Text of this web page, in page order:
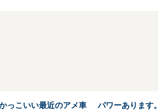
っこいい最近のアメ車 パワーあります。